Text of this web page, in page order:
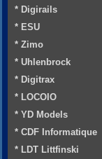
* Digirails
* ESU
* Zimo
* Uhlenbrock
* Digitrax
* LOCOIO
* YD Models
* CDF Informatique
* LDT Littfinski